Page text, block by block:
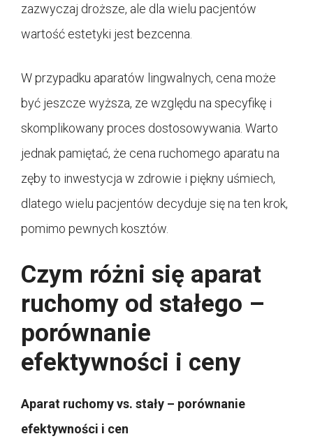
zazwyczaj droższe, ale dla wielu pacjentów
wartość estetyki jest bezcenna.
W przypadku aparatów lingwalnych, cena może
być jeszcze wyższa, ze względu na specyfikę i
skomplikowany proces dostosowywania. Warto
jednak pamiętać, że cena ruchomego aparatu na
zęby to inwestycja w zdrowie i piękny uśmiech,
dlatego wielu pacjentów decyduje się na ten krok,
pomimo pewnych kosztów.
Czym różni się aparat
ruchomy od stałego –
porównanie
efektywności i ceny
Aparat ruchomy vs. stały – porównanie
efektywności i cen